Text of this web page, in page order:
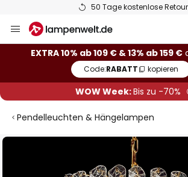
50 Tage kostenlose
Inhalt
springen
EXTRA 10% ab 109 € & 13% ab 159 €
Code:RABATT kopieren
WOW Week:Bis zu -70%
Pendelleuchten & Hängelampen
Zum